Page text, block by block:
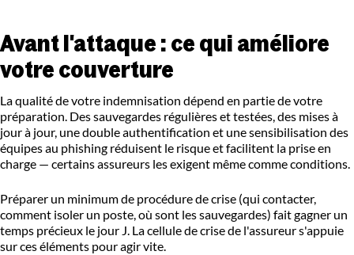
Avant l'attaque : ce qui améliore
votre couverture
La qualité de votre indemnisation dépend en partie de votre
préparation. Des sauvegardes régulières et testées, des mises à
jour à jour, une double authentification et une sensibilisation des
équipes au phishing réduisent le risque et facilitent la prise en
charge — certains assureurs les exigent même comme conditions.
Préparer un minimum de procédure de crise (qui contacter,
comment isoler un poste, où sont les sauvegardes) fait gagner un
temps précieux le jour J. La cellule de crise de l'assureur s'appuie
sur ces éléments pour agir vite.